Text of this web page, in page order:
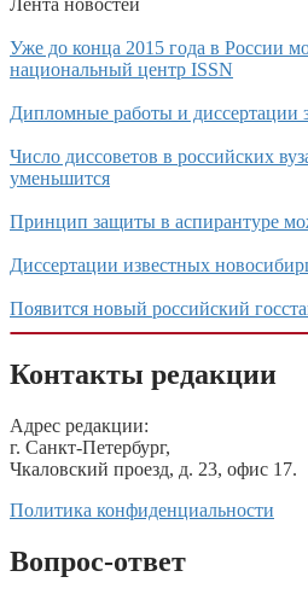
Лента новостей
Уже до конца 2015 года в России
национальный центр ISSN
Дипломные работы и диссертации
Число диссоветов в российских
уменьшится
Принцип защиты в аспирантуре
Диссертации известных
Появится новый российский
Контакты редакции
Адрес редакции:
г. Санкт-Петербург,
Чкаловский проезд, д. 23, офис 17.
Политика конфиденциальности
Вопрос-ответ